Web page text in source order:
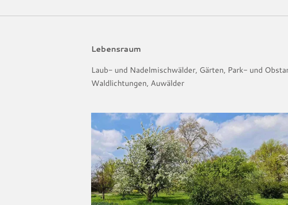
Lebensraum
Laub- und Nadelmischwälder, Gärten, Park- und
Waldlichtungen, Auwälder